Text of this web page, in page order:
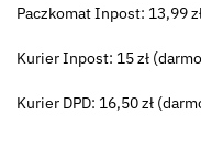
Paczkomat Inpost: 13,99
Kurier Inpost: 15 zł
Kurier DPD: 16,50 zł